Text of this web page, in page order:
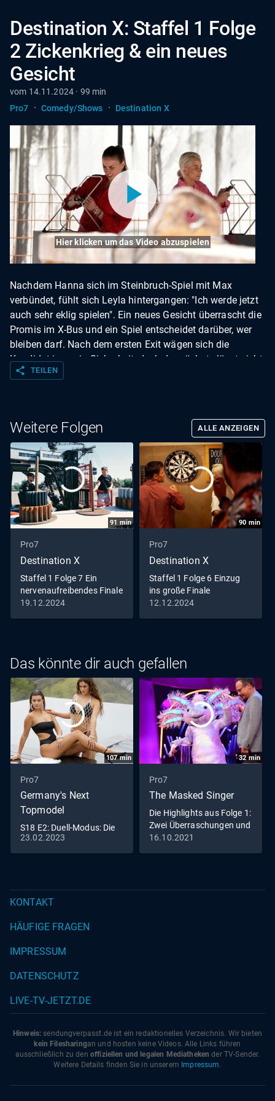
Destination X: Staffel 1 Folge
2 Zickenkrieg & ein neues
Gesicht
vom 14.11.2024 · 99 min
Pro7
· Comedy/Shows · Destination X
Hier klicken um das Video abzuspielen
Nachdem Hanna sich im Steinbruch-Spiel mit Max
verbündet, fühlt sich Leyla hintergangen: "Ich werde jetzt
auch sehr eklig spielen". Ein neues Gesicht überrascht die
Promis im X-Bus und ein Spiel entscheidet darüber, wer
bleiben darf. Nach dem ersten Exit wägen sich die
Kandidat:innen in Sicherheit, doch der nächste lässt nicht
lange auf sich warten...
share TEILEN
Weitere Folgen ALLE ANZEIGEN
91 min
Pro7
Destination X
Staffel 1 Folge 7 Ein
nervenaufreibendes Finale
19.12.2024
90 min
Pro7
Destination X
Staffel 1 Folge 6 Einzug
ins große Finale
12.12.2024
Das könnte dir auch gefallen
107min
Pro7
Germany's Next
Topmodel
S18 E2: Duell-Modus: Die
Models stehen in direkter
Konkurrenz
23.02.2023
32min
Pro7
The Masked Singer
Die Highlights aus Folge 1:
Zwei Überraschungen und
eine feurig
16.10.2021
KONTAKT
HÄUFIGE FRAGEN
IMPRESSUM
DATENSCHUTZ
LIVE-TV-JETZT.DE
Hinweis: sendungverpasst.de ist ein redaktionelles Verzeichnis. Wir bieten
kein Filesharingan und hosten keine Videos. Alle Links führen
ausschließlich zu den offiziellen und legalen Mediatheken der TV-Sender.
Weitere Details finden Sie in unserem Impressum.